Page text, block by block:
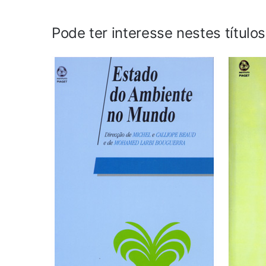
Pode ter interesse nestes